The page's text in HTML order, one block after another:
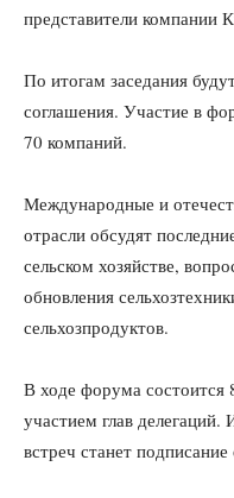
представители компании
По итогам заседания
соглашения. Участие в
70 компаний.
Международные и
отрасли обсудят
сельском хозяйстве,
обновления
сельхозпродуктов.
В ходе форума состоится
участием глав
встреч станет